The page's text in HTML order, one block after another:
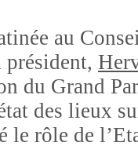
au
président,
du Grand
des lieux
le rôle de